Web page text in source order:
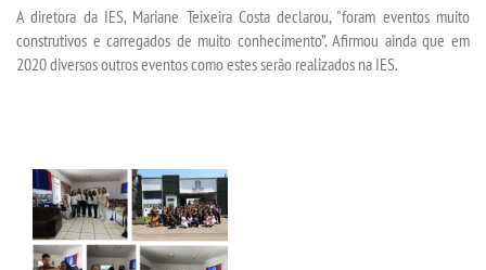
UNIESP
IMPRENSA
TRABALHE CONOSCO
A diretora da IES, Mariane Teixeira Costa declarou, "foram eventos muito
construtivos e carregados de muito conhecimento”. Afirmou ainda que em
2020 diversos outros eventos como estes serão realizados na IES.